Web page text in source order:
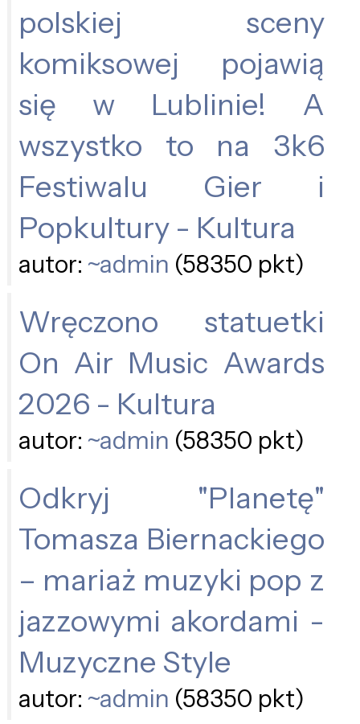
polskiej sceny
komiksowej pojawią
się w Lublinie! A
wszystko to na 3k6
Festiwalu Gier i
Popkultury - Kultura
autor: ~admin (58350 pkt)
Wręczono statuetki
On Air Music Awards
2026 - Kultura
autor: ~admin (58350 pkt)
Odkryj "Planetę"
Tomasza Biernackiego
– mariaż muzyki pop z
jazzowymi akordami -
Muzyczne Style
autor: ~admin (58350 pkt)